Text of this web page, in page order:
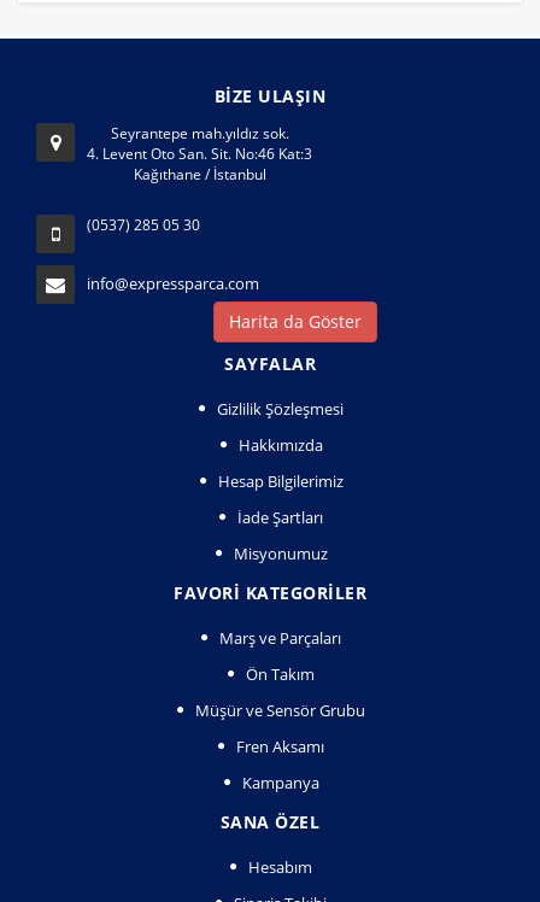
BİZE ULAŞIN
Seyrantepe mah.yıldız sok.
4. Levent Oto San. Sit. No:46 Kat:3
Kağıthane / İstanbul
(0537) 285 05 30
info@expressparca.com
Harita da Göster
SAYFALAR
Gizlilik Şözleşmesi
Hakkımızda
Hesap Bilgilerimiz
İade Şartları
Misyonumuz
FAVORI KATEGORILER
Marş ve Parçaları
Ön Takım
Müşür ve Sensör Grubu
Fren Aksamı
Kampanya
SANA ÖZEL
Hesabım